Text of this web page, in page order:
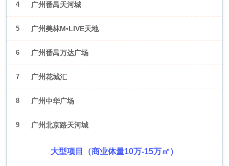
4 广州番禺天河城
5 广州美林M•LIVE天地
6 广州番禺万达广场
7 广州花城汇
8 广州中华广场
9 广州北京路天河城
大型项目（商业体量10万-15万㎡）